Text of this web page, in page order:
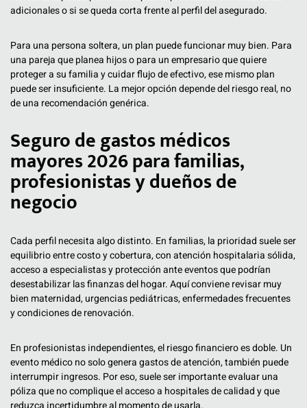
adicionales o si se queda corta frente al perfil del asegurado.
Para una persona soltera, un plan puede funcionar muy bien. Para
una pareja que planea hijos o para un empresario que quiere
proteger a su familia y cuidar flujo de efectivo, ese mismo plan
puede ser insuficiente. La mejor opción depende del riesgo real, no
de una recomendación genérica.
Seguro de gastos médicos
mayores 2026 para familias,
profesionistas y dueños de
negocio
Cada perfil necesita algo distinto. En familias, la prioridad suele ser
equilibrio entre costo y cobertura, con atención hospitalaria sólida,
acceso a especialistas y protección ante eventos que podrían
desestabilizar las finanzas del hogar. Aquí conviene revisar muy
bien maternidad, urgencias pediátricas, enfermedades frecuentes
y condiciones de renovación.
En profesionistas independientes, el riesgo financiero es doble. Un
evento médico no solo genera gastos de atención, también puede
interrumpir ingresos. Por eso, suele ser importante evaluar una
póliza que no complique el acceso a hospitales de calidad y que